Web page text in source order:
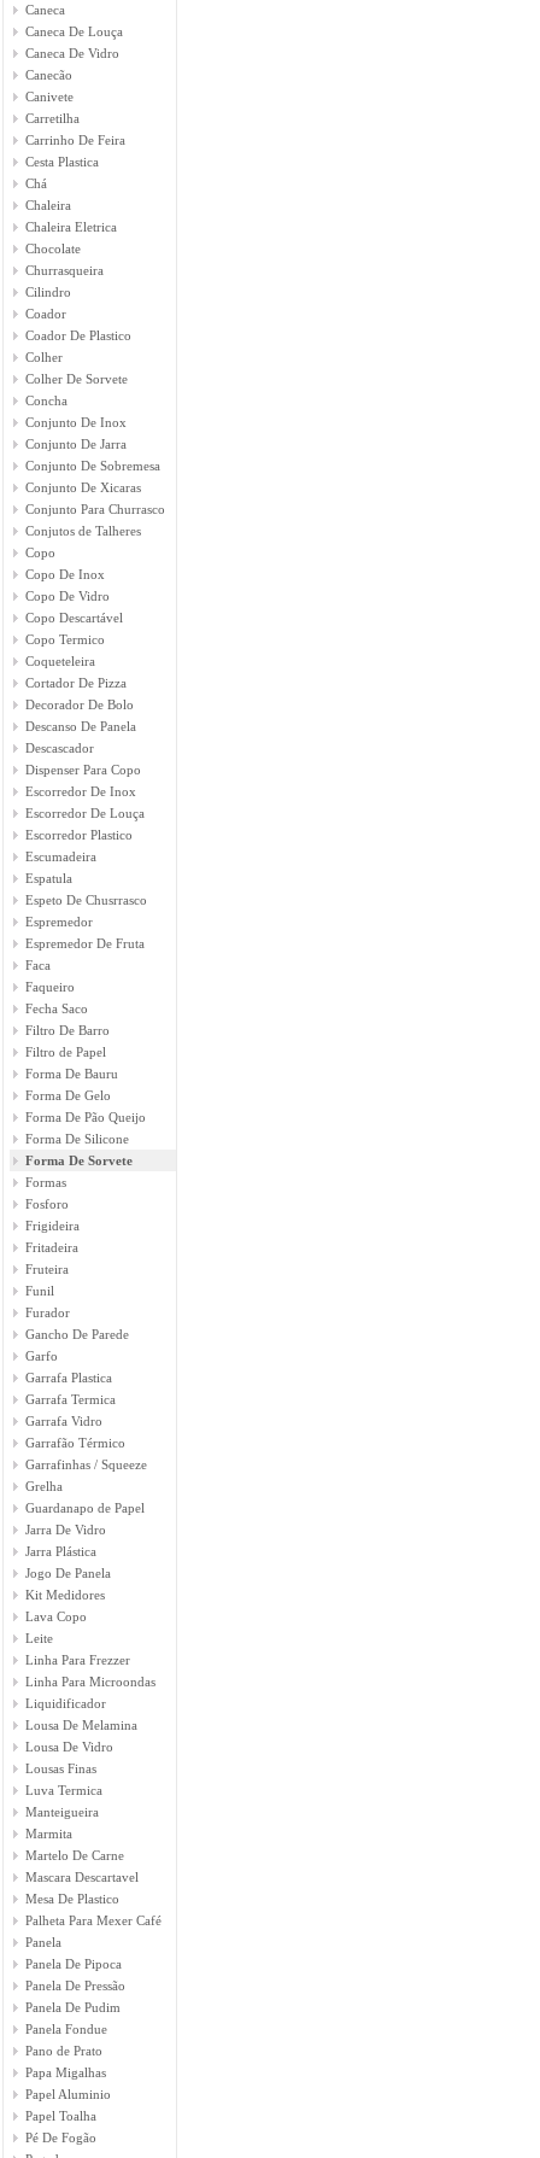
Caneca
Caneca De Louça
Caneca De Vidro
Canecão
Canivete
Carretilha
Carrinho De Feira
Cesta Plastica
Chá
Chaleira
Chaleira Eletrica
Chocolate
Churrasqueira
Cilindro
Coador
Coador De Plastico
Colher
Colher De Sorvete
Concha
Conjunto De Inox
Conjunto De Jarra
Conjunto De Sobremesa
Conjunto De Xicaras
Conjunto Para Churrasco
Conjutos de Talheres
Copo
Copo De Inox
Copo De Vidro
Copo Descartável
Copo Termico
Coqueteleira
Cortador De Pizza
Decorador De Bolo
Descanso De Panela
Descascador
Dispenser Para Copo
Escorredor De Inox
Escorredor De Louça
Escorredor Plastico
Escumadeira
Espatula
Espeto De Chusrrasco
Espremedor
Espremedor De Fruta
Faca
Faqueiro
Fecha Saco
Filtro De Barro
Filtro de Papel
Forma De Bauru
Forma De Gelo
Forma De Pão Queijo
Forma De Silicone
Forma De Sorvete
Formas
Fosforo
Frigideira
Fritadeira
Fruteira
Funil
Furador
Gancho De Parede
Garfo
Garrafa Plastica
Garrafa Termica
Garrafa Vidro
Garrafão Térmico
Garrafinhas / Squeeze
Grelha
Guardanapo de Papel
Jarra De Vidro
Jarra Plástica
Jogo De Panela
Kit Medidores
Lava Copo
Leite
Linha Para Frezzer
Linha Para Microondas
Liquidificador
Lousa De Melamina
Lousa De Vidro
Lousas Finas
Luva Termica
Manteigueira
Marmita
Martelo De Carne
Mascara Descartavel
Mesa De Plastico
Palheta Para Mexer Café
Panela
Panela De Pipoca
Panela De Pressão
Panela De Pudim
Panela Fondue
Pano de Prato
Papa Migalhas
Papel Aluminio
Papel Toalha
Pé De Fogão